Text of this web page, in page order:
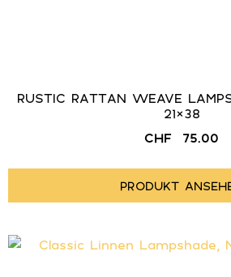
RUSTIC RATTAN WEAVE
21×38
CHF
75.00
PRODUKT